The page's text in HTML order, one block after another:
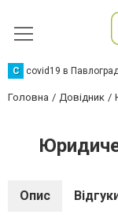
C covid19 в
Головна Довідник
Опис